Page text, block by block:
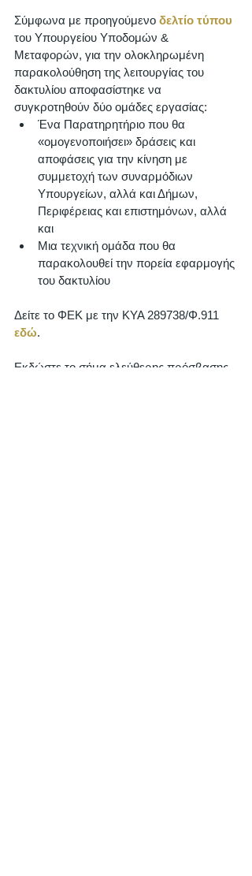
Σύμφωνα με προηγούμενο δελτίο τύπου
του Υπουργείου Υποδομών &
Μεταφορών, για την ολοκληρωμένη
παρακολούθηση της λειτουργίας του
δακτυλίου αποφασίστηκε να
συγκροτηθούν δύο ομάδες εργασίας:
Ένα Παρατηρητήριο που θα
«ομογενοποιήσει» δράσεις και
αποφάσεις για την κίνηση με
συμμετοχή των συναρμόδιων
Υπουργείων, αλλά και Δήμων,
Περιφέρειας και επιστημόνων, αλλά
και
Μια τεχνική ομάδα που θα
παρακολουθεί την πορεία εφαρμογής
του δακτυλίου
Δείτε το ΦΕΚ με την ΚΥΑ 289738/Φ.911
εδώ.
Εκδώστε το σήμα ελεύθερης πρόσβασης